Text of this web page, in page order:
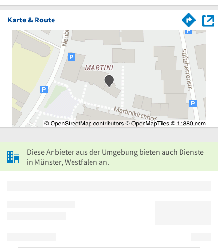
Karte & Route
Diese Anbieter aus der Umgebung bieten auch Dienste
in Münster, Westfalen an.